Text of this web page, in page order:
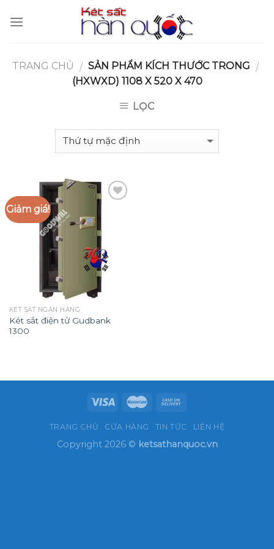
TRANG CHỦ / SẢN PHẨM KÍCH THƯỚC TRONG /
(HXWXD) 1108 X 520 X 470
LỌC
Giảm giá!
KÉT SẮT NGÂN HÀNG
Két sắt điện tử Gudbank
1300
TRANG CHỦ CỬA HÀNG TIN TỨC LIÊN HỆ
Copyright 2026 © ketsathanquoc.vn